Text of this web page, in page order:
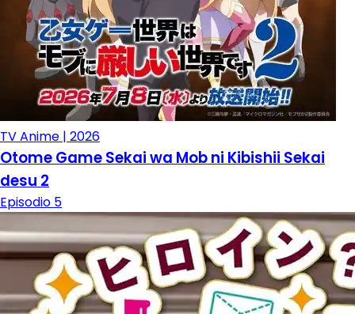
TV Anime | 2026
Otome Game Sekai wa Mob ni Kibishii Sekai
desu 2
Episodio 5